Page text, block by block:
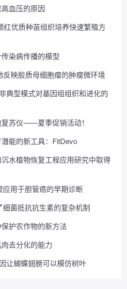
血压的原因
红优质种苗组织培养快速繁殖方
染病传播的模型
反映胶质母细胞瘤的肿瘤微环境
典型模式对基因组组织和进化的
苏仪——夏季促销活动！
能的新工具：FitDevo
水植物恢复工程应用研究中取得
应用于胆管癌的早期诊断
细菌抵抗抗生素的复杂机制
护农作物的新方法
去分化的能力
让蝴蝶翅膀可以模仿树叶